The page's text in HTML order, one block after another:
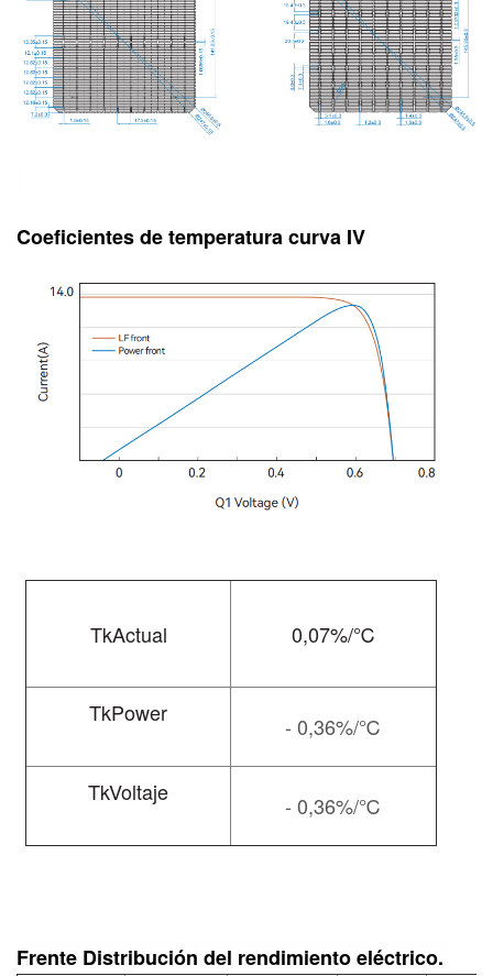
Coeficientes de temperaturacurva IV
TkActual 0,07%/℃
TkPower - 0,36%/℃
TkVoltaje - 0,36%/℃
Frente Distribución del rendimiento eléctrico.